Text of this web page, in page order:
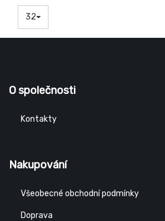
32
O společnosti
Kontakty
Nakupování
Všeobecné obchodní podmínky
Doprava